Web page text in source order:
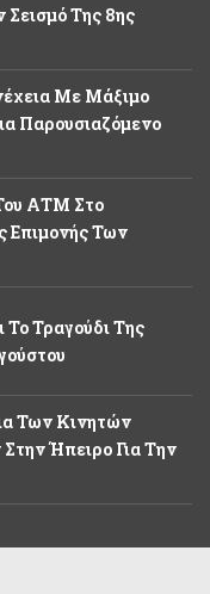
Της 8ης
Με Μάξιμο
Παρουσιαζόμενο
ΑΤΜ Στο
Επιμονής Των
Τραγούδι Της
Των Κινητών
Ήπειρο Για Την